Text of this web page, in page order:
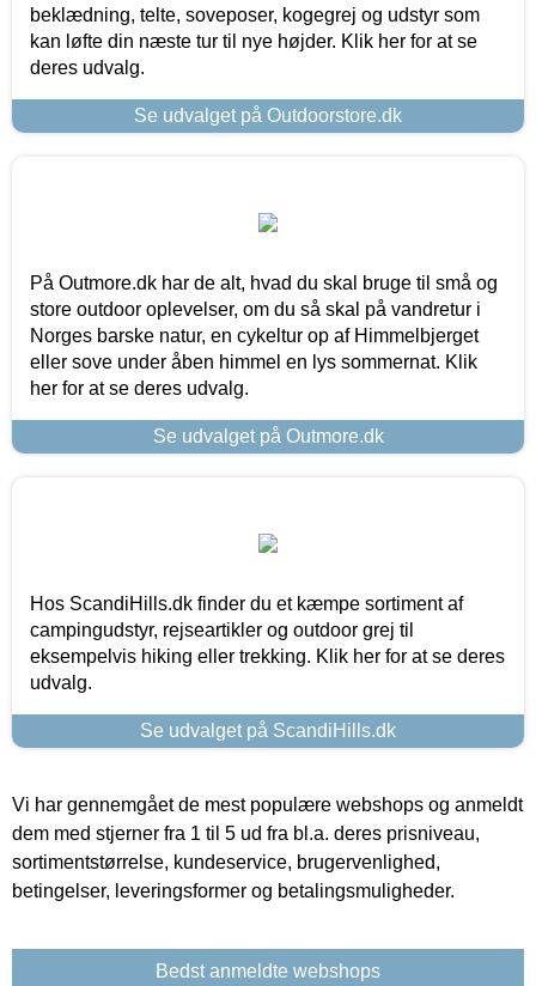
beklædning, telte, soveposer, kogegrej og udstyr som
kan løfte din næste tur til nye højder. Klik her for at se
deres udvalg.
Se udvalget på Outdoorstore.dk
På Outmore.dk har de alt, hvad du skal bruge til små og
store outdoor oplevelser, om du så skal på vandretur i
Norges barske natur, en cykeltur op af Himmelbjerget
eller sove under åben himmel en lys sommernat. Klik
her for at se deres udvalg.
Se udvalget på Outmore.dk
Hos ScandiHills.dk finder du et kæmpe sortiment af
campingudstyr, rejseartikler og outdoor grej til
eksempelvis hiking eller trekking. Klik her for at se deres
udvalg.
Se udvalget på ScandiHills.dk
Vi har gennemgået de mest populære webshops og anmeldt
dem med stjerner fra 1 til 5 ud fra bl.a. deres prisniveau,
sortimentstørrelse, kundeservice, brugervenlighed,
betingelser, leveringsformer og betalingsmuligheder.
Bedst anmeldte webshops